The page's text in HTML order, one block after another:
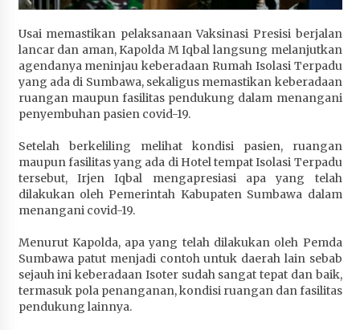
Terapkan “Polantas Menyapa”, Satlantas Polres
Sumbawa Berupaya Wujudkan Pelayanan
Kepolisian yang Profesional
4 minggu ago
Capaian Program Pemerintah Kabupaten
Sumbawa Terus Dirasakan Masyarakat
Usai memastikan pelaksanaan Vaksinasi Presisi berjalan
lancar dan aman, Kapolda M Iqbal langsung melanjutkan
agendanya meninjau keberadaan Rumah Isolasi Terpadu
yang ada di Sumbawa, sekaligus memastikan keberadaan
ruangan maupun fasilitas pendukung dalam menangani
penyembuhan pasien covid-19.
Setelah berkeliling melihat kondisi pasien, ruangan
maupun fasilitas yang ada di Hotel tempat Isolasi Terpadu
tersebut, Irjen Iqbal mengapresiasi apa yang telah
dilakukan oleh Pemerintah Kabupaten Sumbawa dalam
menangani covid-19.
Menurut Kapolda, apa yang telah dilakukan oleh Pemda
Sumbawa patut menjadi contoh untuk daerah lain sebab
sejauh ini keberadaan Isoter sudah sangat tepat dan baik,
termasuk pola penanganan, kondisi ruangan dan fasilitas
pendukung lainnya.